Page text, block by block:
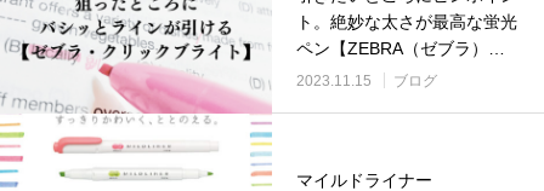
ト。絶妙な太さが最高な蛍光
ペン【ZEBRA（ゼブラ）ク
リックブライト】
2023.11.15 ブログ
マイルドライナー